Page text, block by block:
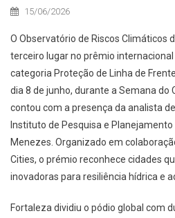
15/06/2026
O Observatório de Riscos Climáticos
terceiro lugar no prêmio internacional
categoria Proteção de Linha de
dia 8 de junho, durante a Semana do
contou com a presença da analista
Instituto de Pesquisa e
Menezes. Organizado em
Cities, o prémio reconhece cidades
inovadoras para resiliência hídrica e
Fortaleza dividiu o pódio global com